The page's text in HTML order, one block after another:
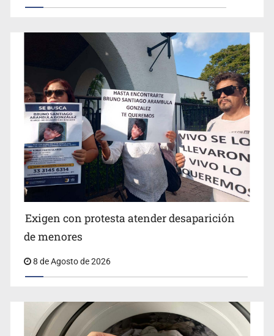
Concierto patrio costará 32.9 mdp
Exigen con protesta atender desaparición
de menores
8 de Agosto de 2026